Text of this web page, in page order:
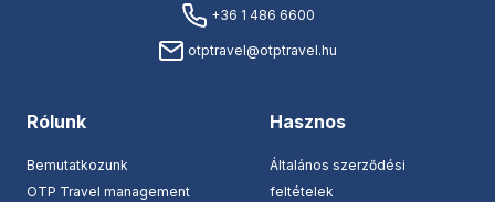
+36 1 486 6600
otptravel@otptravel.hu
Rólunk
Bemutatkozunk
OTP Travel management
Hasznos
Általános szerződési
feltételek